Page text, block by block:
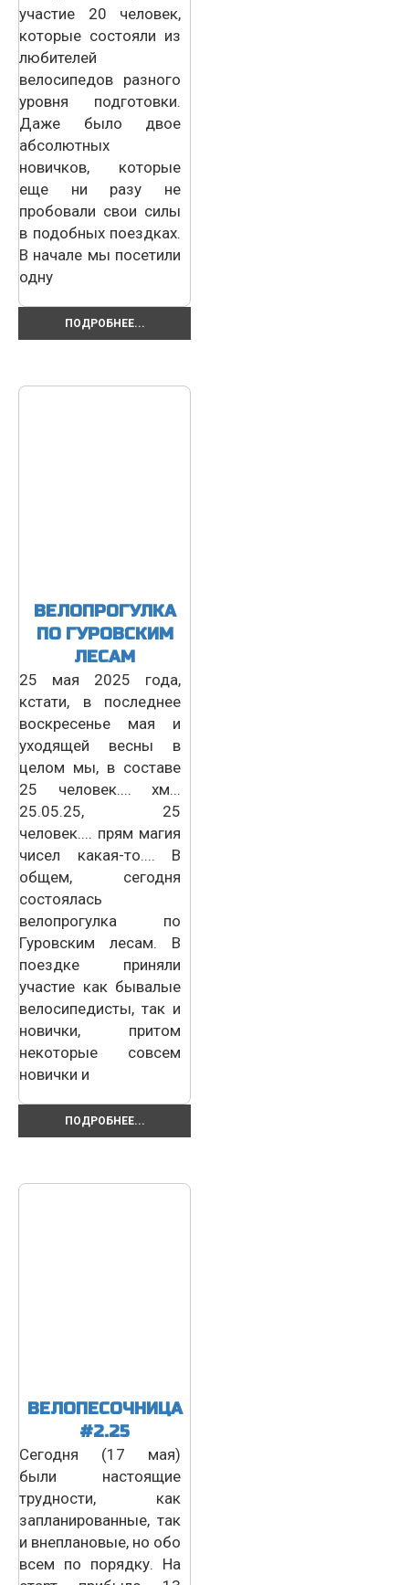
участие 20 человек,
которые состояли из
любителей
велосипедов разного
уровня подготовки.
Даже было двое
абсолютных
новичков, которые
еще ни разу не
пробовали свои силы
в подобных поездках.
В начале мы посетили
одну
ПОДРОБНЕЕ...
ВЕЛОПРОГУЛКА
ПО ГУРОВСКИМ
ЛЕСАМ
25 мая 2025 года,
кстати, в последнее
воскресенье мая и
уходящей весны в
целом мы, в составе
25 человек.... хм...
25.05.25, 25
человек.... прям магия
чисел какая-то.... В
общем, сегодня
состоялась
велопрогулка по
Гуровским лесам. В
поездке приняли
участие как бывалые
велосипедисты, так и
новички, притом
некоторые совсем
новички и
ПОДРОБНЕЕ...
ВЕЛОПЕСОЧНИЦА
#2.25
Сегодня (17 мая)
были настоящие
трудности, как
запланированные, так
и внеплановые, но обо
всем по порядку. На